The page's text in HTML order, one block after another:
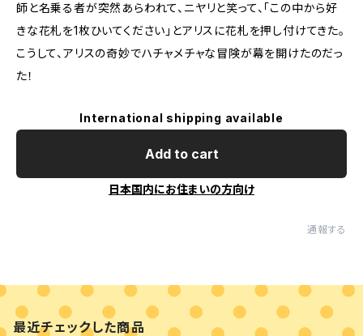
師と名乗る者が突然あらわれて、ニヤリと笑って、「この中から好
きな花札を1枚ひいてください」とアリスに花札を押し付けてきた。
こうして、アリスの奇妙でハチャメチャな冒険が幕を開けたのだっ
た！
International shipping available
Add to cart
日本国内にお住まいの方向け
通報する
最近チェックした商品